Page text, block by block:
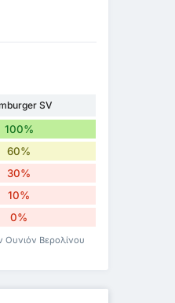
SV
100%
60%
30%
10%
0%
Ουνιόν Βερολίνου